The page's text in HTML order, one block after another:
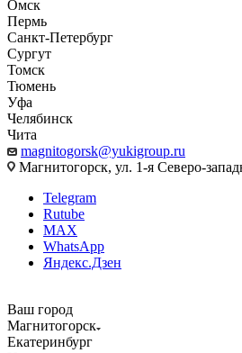
Омск
Пермь
Санкт-Петербург
Сургут
Томск
Тюмень
Уфа
Челябинск
Чита
magnitogorsk@yukigroup.ru
Магнитогорск, ул. 1-я Северо-
Telegram
Rutube
MAX
WhatsApp
Яндекс.Дзен
Ваш город
Магнитогорск
Екатеринбург